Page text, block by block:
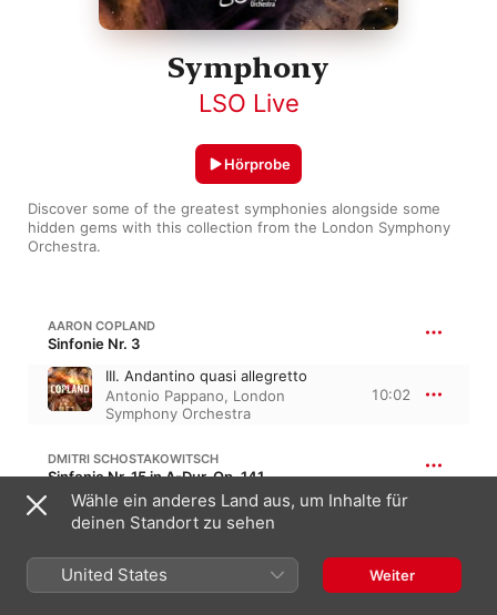
Symphony
LSO Live
Discover some of the greatest symphonies alongside some
hidden gems with this collection from the London Symphony
Orchestra.
Hörprobe
AARON COPLAND
Sinfonie Nr. 3
III. Andantino quasi allegretto
Antonio Pappano, London
Symphony Orchestra
10:02
DMITRI SCHOSTAKOWITSCH
Sinfonie Nr. 15 in A-Dur, Op. 141
I. Allegretto
London Symphony Orchestra
RALPH VAUGHAN WILLIAMS
Wähle ein anderes Land aus, um Inhalte für
deinen Standort zu sehen
United States Weiter